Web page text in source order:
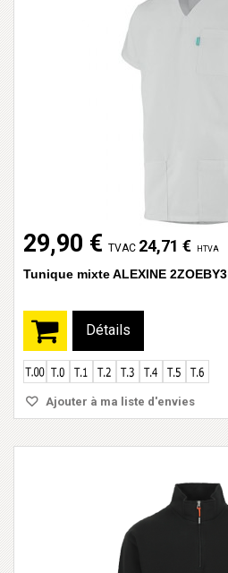
29,90 € TVAC 24,71 € HTVA
Tunique mixte ALEXINE 2ZOEBY3
Détails
Ajouter à ma liste d'envies